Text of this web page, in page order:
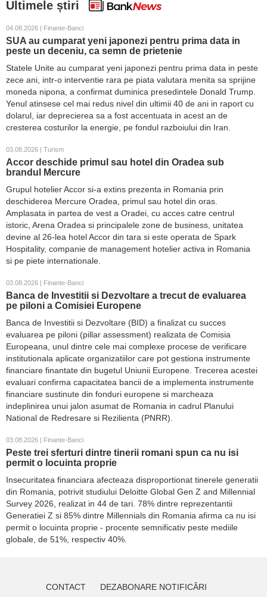
Ultimele știri
04.08.2026 | Finante-Banci
SUA au cumparat yeni japonezi pentru prima data in
peste un deceniu, ca semn de prietenie
Statele Unite au cumparat yeni japonezi pentru prima data in peste
zece ani, intr-o interventie rara pe piata valutara menita sa sprijine
moneda nipona, a confirmat duminica presedintele Donald Trump.
Yenul atinsese cel mai redus nivel din ultimii 40 de ani in raport cu
dolarul, iar deprecierea sa a fost accentuata in acest an de
cresterea costurilor la energie, pe fondul razboiului din Iran.
03.08.2026 | Turism
Accor deschide primul sau hotel din Oradea sub
brandul Mercure
Grupul hotelier Accor si-a extins prezenta in Romania prin
deschiderea Mercure Oradea, primul sau hotel din oras.
Amplasata in partea de vest a Oradei, cu acces catre centrul
istoric, Arena Oradea si principalele zone de business, unitatea
devine al 26-lea hotel Accor din tara si este operata de Spark
Hospitality, companie de management hotelier activa in Romania
si pe piete internationale.
03.08.2026 | Finante-Banci
Banca de Investitii si Dezvoltare a trecut de evaluarea
pe piloni a Comisiei Europene
Banca de Investitii si Dezvoltare (BID) a finalizat cu succes
evaluarea pe piloni (pillar assessment) realizata de Comisia
Europeana, unul dintre cele mai complexe procese de verificare
institutionala aplicate organizatiilor care pot gestiona instrumente
financiare finantate din bugetul Uniunii Europene. Trecerea acestei
evaluari confirma capacitatea bancii de a implementa instrumente
financiare sustinute din fonduri europene si marcheaza
indeplinirea unui jalon asumat de Romania in cadrul Planului
National de Redresare si Rezilienta (PNRR).
03.08.2026 | Finante-Banci
Peste trei sferturi dintre tinerii romani spun ca nu isi
permit o locuinta proprie
Insecuritatea financiara afecteaza disproportionat tinerele generatii
din Romania, potrivit studiului Deloitte Global Gen Z and Millennial
Survey 2026, realizat in 44 de tari. 78% dintre reprezentantii
Generatiei Z si 85% dintre Millennials din Romania afirma ca nu isi
permit o locuinta proprie - procente semnificativ peste mediile
globale, de 51%, respectiv 40%.
CONTACT DEZABONARE NOTIFICĂRI